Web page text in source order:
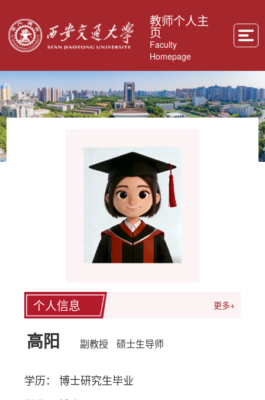
教师个人主
页
Faculty
Homepage
个人信息 更多+
高阳 副教授 硕士生导师
学历： 博士研究生毕业